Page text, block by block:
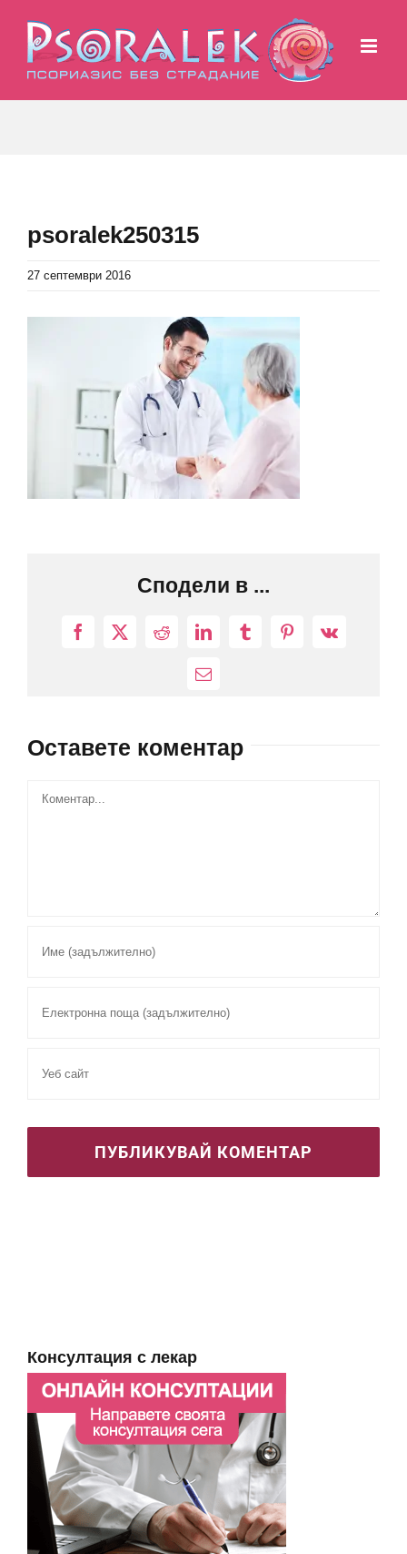
content
psoralek250315
27 септември 2016
Сподели в ...
Facebook
X RedditLinkedInTumblrPinterest
Vk
Електронна
Оставете коментар
Консултация с лекар